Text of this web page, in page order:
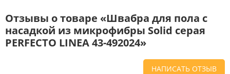
Отзывы о товаре «Швабра для пола с
насадкой из микрофибры Solid серая
PERFECTO LINEA 43-492024»
НАПИСАТЬ ОТЗЫВ